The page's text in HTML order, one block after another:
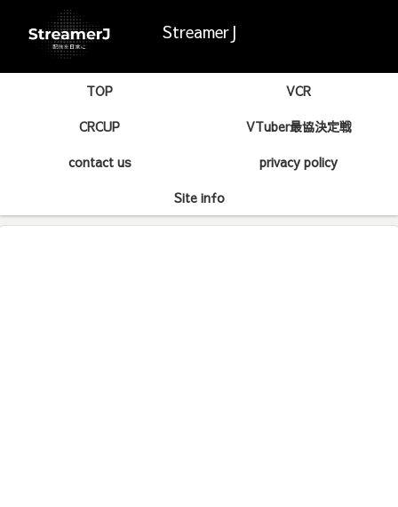
StreamerJ
TOP
VCR
CRCUP
VTuber最協決定戦
contact us
privacy policy
Site info